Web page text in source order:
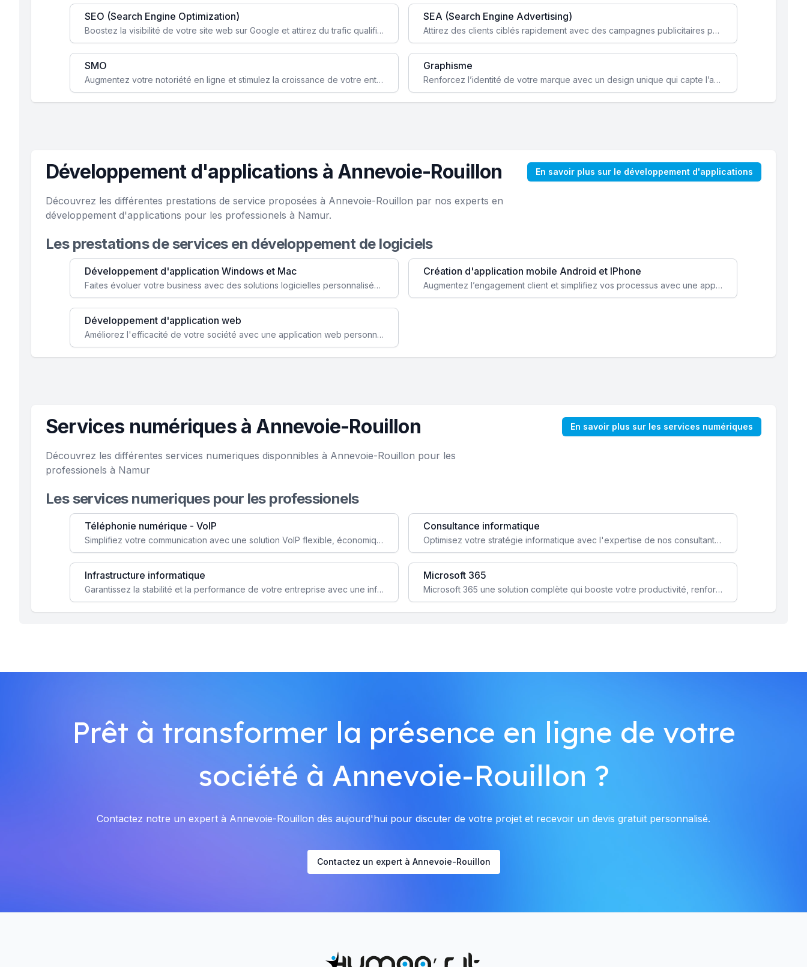
SEO (Search Engine Optimization)
Boostez la visibilité de votre site web sur Google et attirez du trafic qualifié grâce à nos stratégies SEO.
SEA (Search Engine Advertising)
Attirez des clients ciblés rapidement avec des campagnes publicitaires payantes optimisées pour vos objectifs.
SMO
Augmentez votre notoriété en ligne et stimulez la croissance de votre entreprise grâce à une stratégie sociale sur mesure.
Graphisme
Renforcez l’identité de votre marque avec un design unique qui capte l’attention et engage vos clients.
Développement d'applications à Annevoie-Rouillon En savoir plus sur le développement d'applications
Découvrez les différentes prestations de service proposées à Annevoie-Rouillon par nos experts en
développement d'applications pour les professionels à Namur.
Les prestations de services en développement de logiciels
Développement d'application Windows et Mac
Faites évoluer votre business avec des solutions logicielles personnalisées, parfaitement adaptées à vos besoins spécifiques.
Création d'application mobile Android et IPhone
Augmentez l’engagement client et simplifiez vos processus avec une application mobile sur mesure, disponible sur iOS et Android.
Développement d'application web
Améliorez l'efficacité de votre société avec une application web personnalisée accessible partout et tout le temps.
Services numériques à Annevoie-Rouillon En savoir plus sur les services numériques
Découvrez les différentes services numeriques disponnibles à Annevoie-Rouillon pour les
professionels à Namur
Les services numeriques pour les professionels
Téléphonie numérique - VoIP
Simplifiez votre communication avec une solution VoIP flexible, économique et adaptée à vos besoins professionnels.
Consultance informatique
Optimisez votre stratégie informatique avec l'expertise de nos consultants pour améliorer votre efficacité et sécurité.
Infrastructure informatique
Garantissez la stabilité et la performance de votre entreprise avec une infrastructure IT sécurisée et évolutive.
Microsoft 365
Microsoft 365 une solution complète qui booste votre productivité, renforce la sécurité de vos données et facilite la collaboration.
Prêt à transformer la présence en ligne de votre
société à Annevoie-Rouillon ?
Contactez notre un expert à Annevoie-Rouillon dès aujourd'hui pour discuter de votre projet et recevoir un devis gratuit personnalisé.
Contactez un expert à Annevoie-Rouillon